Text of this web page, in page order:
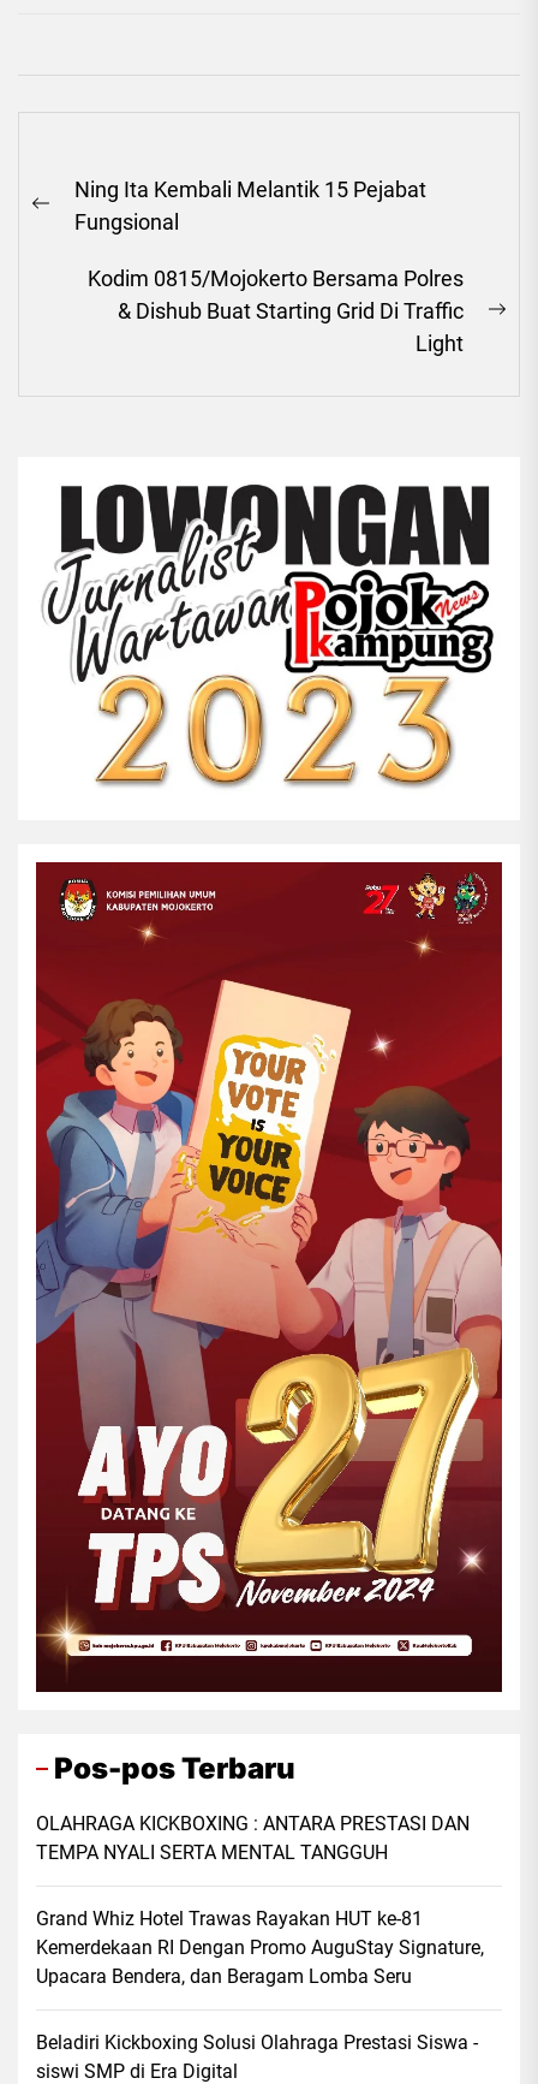
pos
Previous
Ning Ita Kembali Melantik 15 Pejabat
Fungsional
Kodim 0815/Mojokerto Bersama Polres
& Dishub Buat Starting Grid Di Traffic
Light
Pos-pos Terbaru
OLAHRAGA KICKBOXING : ANTARA PRESTASI DAN
TEMPA NYALI SERTA MENTAL TANGGUH
Grand Whiz Hotel Trawas Rayakan HUT ke-81
Kemerdekaan RI Dengan Promo AuguStay Signature,
Upacara Bendera, dan Beragam Lomba Seru
Beladiri Kickboxing Solusi Olahraga Prestasi Siswa -
siswi SMP di Era Digital